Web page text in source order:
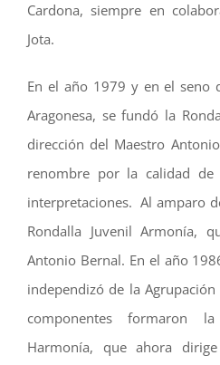
Cardona, siempre en
Jota.
En el año 1979 y en el seno
Aragonesa, se fundó la
dirección del Maestro
renombre por la calidad de
interpretaciones. Al amparo
Rondalla Juvenil Armonía,
Antonio Bernal. En el año
independizó de la
componentes formaron la
Harmonía, que ahora